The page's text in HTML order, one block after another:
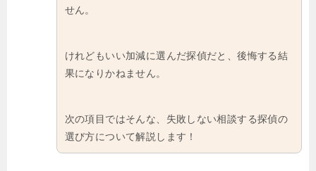
せん。
けれどもいい加減に選んだ探偵だと、後悔する結
果になりかねません。
次の項目ではそんな、失敗しない相談する探偵の
選び方について解説します！